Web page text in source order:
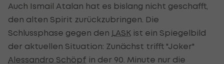
Auch Ismail Atalan hat es bislang nicht geschafft,
den alten Spirit zurückzubringen. Die
Schlussphase gegen den LASK ist ein Spiegelbild
der aktuellen Situation: Zunächst trifft "Joker"
Alessandro Schöpf in der 90. Minute nur die